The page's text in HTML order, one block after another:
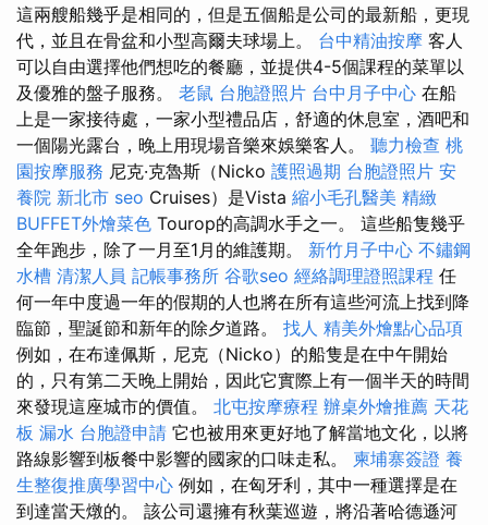
這兩艘船幾乎是相同的，但是五個船是公司的最新船，更現
代，並且在骨盆和小型高爾夫球場上。 台中精油按摩 客人
可以自由選擇他們想吃的餐廳，並提供4-5個課程的菜單以
及優雅的盤子服務。 老鼠 台胞證照片 台中月子中心 在船
上是一家接待處，一家小型禮品店，舒適的休息室，酒吧和
一個陽光露台，晚上用現場音樂來娛樂客人。 聽力檢查 桃
園按摩服務 尼克·克魯斯（Nicko 護照過期 台胞證照片 安
養院 新北市 seo Cruises）是Vista 縮小毛孔醫美 精緻
BUFFET外燴菜色 Tourop的高調水手之一。 這些船隻幾乎
全年跑步，除了一月至1月的維護期。 新竹月子中心 不鏽鋼
水槽 清潔人員 記帳事務所 谷歌seo 經絡調理證照課程 任
何一年中度過一年的假期的人也將在所有這些河流上找到降
臨節，聖誕節和新年的除夕道路。 找人 精美外燴點心品項
例如，在布達佩斯，尼克（Nicko）的船隻是在中午開始
的，只有第二天晚上開始，因此它實際上有一個半天的時間
來發現這座城市的價值。 北屯按摩療程 辦桌外燴推薦 天花
板 漏水 台胞證申請 它也被用來更好地了解當地文化，以將
路線影響到板餐中影響的國家的口味走私。 柬埔寨簽證 養
生整復推廣學習中心 例如，在匈牙利，其中一種選擇是在
到達當天燉的。 該公司還擁有秋葉巡遊，將沿著哈德遜河